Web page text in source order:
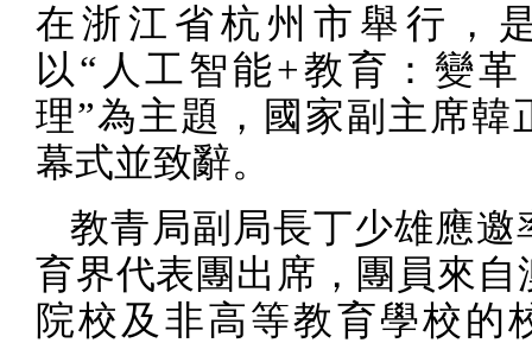
在浙江省杭州市舉行，
以“人工智能+教育：變
理”為主題，國家副主席韓
幕式並致辭。
教青局副局長丁少雄應邀
育界代表團出席，團員來自
院校及非高等教育學校的